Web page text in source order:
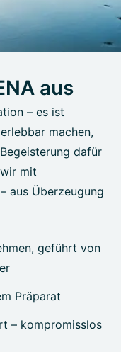
aus
– es ist
machen,
dafür
mit
aus Überzeugung
geführt von
Präparat
– kompromisslos